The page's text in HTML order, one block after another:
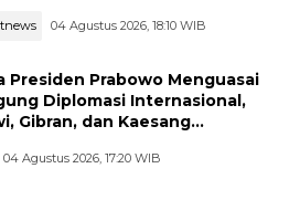
04 Agustus 2026, 18:10 WIB
Presiden Prabowo Menguasai
Diplomasi Internasional,
Gibran, dan Kaesang
04 Agustus 2026, 17:20 WIB